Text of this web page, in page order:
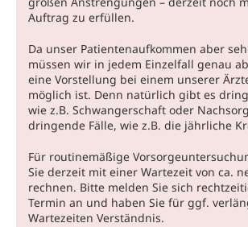
Auftrag zu erfüllen.
Da unser Patientenaufkommen aber
müssen wir in jedem Einzelfall genau
eine Vorstellung bei einem unserer
möglich ist. Denn natürlich gibt es
wie z.B. Schwangerschaft oder
dringende Fälle, wie z.B. die jährliche
Für routinemäßige
Sie derzeit mit einer Wartezeit von ca.
rechnen. Bitte melden Sie sich
Termin an und haben Sie für ggf.
Wartezeiten Verständnis.